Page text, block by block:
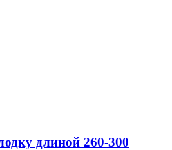
длиной 260-300